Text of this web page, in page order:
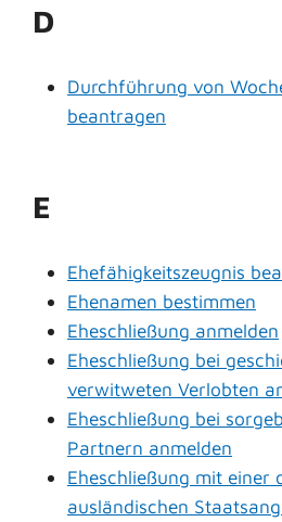
D
Durchführung von
beantragen
E
Ehefähigkeitszeugnis
Ehenamen bestimmen
Eheschließung anmelden
Eheschließung bei
verwitweten Verlobten
Eheschließung bei
Partnern anmelden
Eheschließung mit einer
ausländischen